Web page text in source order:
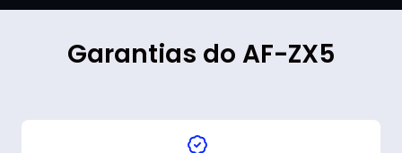
Garantias do AF-ZX5